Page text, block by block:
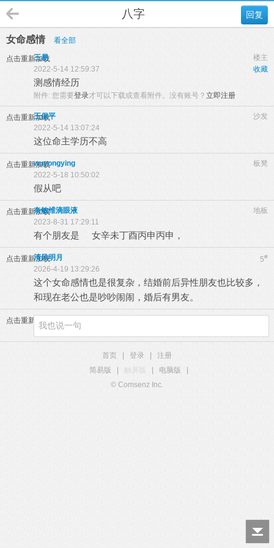
回复
八字
女命感情 看全部
点击重新加载 楼主
三易
收藏
2022-5-14 12:59:37
测感情经历
附件: 您需要登录才可以下载或查看附件。没有账号？ 立即注册
点击重新加载 沙发
王保平
2022-5-14 13:07:24
这位命主学历不高
点击重新加载 板凳
wuyongying
2022-5-18 10:50:02
假从吧
点击重新加载 地板
奈敏维滴眼液
2023-8-31 17:29:11
有个朋友是 女辛未丁酉丙申丙申，
点击重新加载 5#
清风明月
2026-4-19 13:29:26
这个女命感情也是很复杂，结婚前后异性朋友也比较多，
和现在老公也是吵吵闹闹，婚后有男友。
点击重新加载
首页 登录
注册
简易版
触屏版 电脑版
© Comsenz Inc.